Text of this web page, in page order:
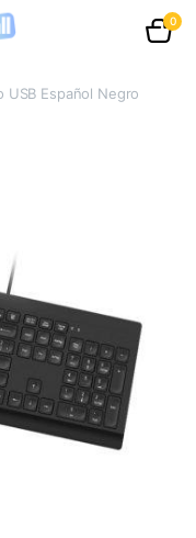
0
USB Español Negro